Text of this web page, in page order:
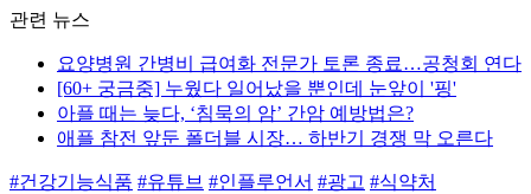
관련 뉴스
요양병원 간병비 급여화 전문가 토론 종료…공청회 연다
[60+ 궁금중] 누웠다 일어났을 뿐인데 눈앞이 '핑'
아플 때는 늦다, ‘침묵의 암’ 간암 예방법은?
애플 참전 앞둔 폴더블 시장… 하반기 경쟁 막 오른다
#건강기능식품 #유튜브 #인플루언서 #광고 #식약처